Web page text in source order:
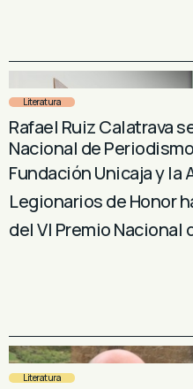
Literatura
Rafael Ruiz Calatrava
Nacional de Periodismo
Fundación Unicaja y la
Legionarios de Honor
del VI Premio Nacional
Literatura